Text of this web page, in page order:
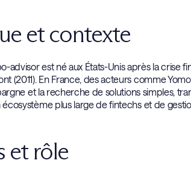
et contexte
advisor est né aux États-Unis après la
(2011). En France, des acteurs comme
et la recherche de solutions simples,
écosystème plus large de fintechs et de
et rôle